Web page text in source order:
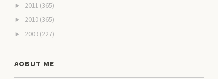
► 2011 (365)
► 2010 (365)
► 2009 (227)
AOBUT ME